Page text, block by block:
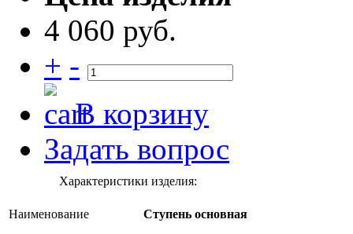
4 060 руб.
+ -
В корзину
Задать вопрос
Характеристики изделия:
Наименование Ступень основная